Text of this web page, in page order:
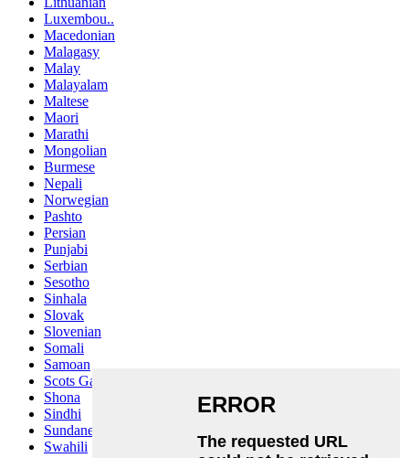
Luxembou..
Macedonian
Malagasy
Malay
Malayalam
Maltese
Maori
Marathi
Mongolian
Burmese
Nepali
Norwegian
Pashto
Persian
Punjabi
Serbian
Sesotho
Sinhala
Slovak
Slovenian
Somali
Samoan
Scots Gaelic
Shona
Sindhi
Sundanese
Swahili